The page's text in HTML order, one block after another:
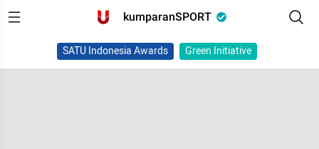
kumparanSPORT
SATU Indonesia Awards Green Initiative